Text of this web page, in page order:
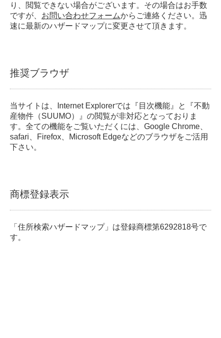
り、閲覧できない場合がございます。その場合はお手数
ですが、 お問い合わせフォームからご連絡ください。迅
速に最新のハザードマップに変更させて頂きます。
推奨ブラウザ
当サイトは、Internet Explorerでは『目次機能』と『不動
産物件（SUUMO）』の閲覧が非対応となっておりま
す。全ての機能をご覧いただくには、Google Chrome、
safari、Firefox、Microsoft Edgeなどのブラウザをご活用
下さい。
商標登録表示
「住所検索ハザードマップ」は登録商標第6292818号で
す。